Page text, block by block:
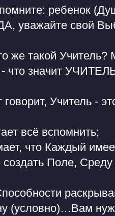
ребенок
уважайте свой
же такой
что значит
Учитель -
всё вспомнить;
что Каждый
создать Поле,
(условно)…Вам